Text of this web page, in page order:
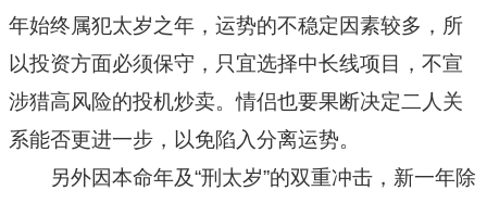
年始终属犯太岁之年，运势的不稳定因素较多，所
以投资方面必须保守，只宜选择中长线项目，不宣
涉猎高风险的投机炒卖。情侣也要果断决定二人关
系能否更进一步，以免陷入分离运势。
另外因本命年及“刑太岁”的双重冲击，新一年除